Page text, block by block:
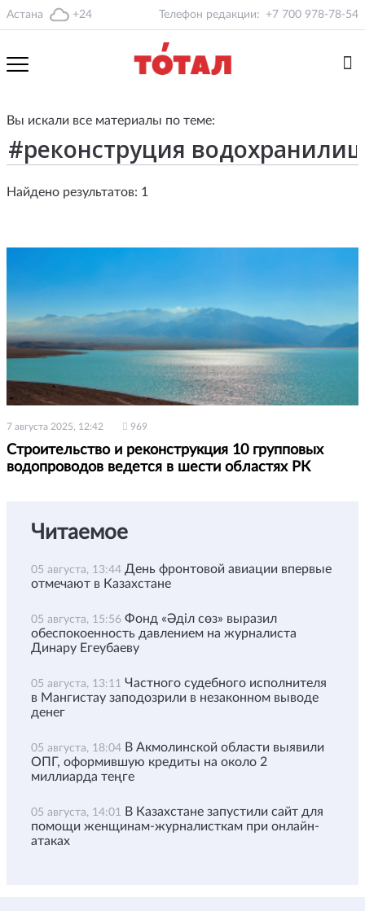
Астана +24 Телефон редакции: +7 700 978-78-54
Вы искали все материалы по теме:
Найдено результатов: 1
7 августа 2025, 12:42 969
Строительство и реконструкция 10 групповых
водопроводов ведется в шести областях РК
Читаемое
05 августа, 13:44 День фронтовой авиации впервые
отмечают в Казахстане
05 августа, 15:56 Фонд «Әділ сөз» выразил
обеспокоенность давлением на журналиста
Динару Егеубаеву
05 августа, 13:11 Частного судебного исполнителя
в Мангистау заподозрили в незаконном выводе
денег
05 августа, 18:04 В Акмолинской области выявили
ОПГ, оформившую кредиты на около 2
миллиарда теңге
05 августа, 14:01 В Казахстане запустили сайт для
помощи женщинам-журналисткам при онлайн-
атаках